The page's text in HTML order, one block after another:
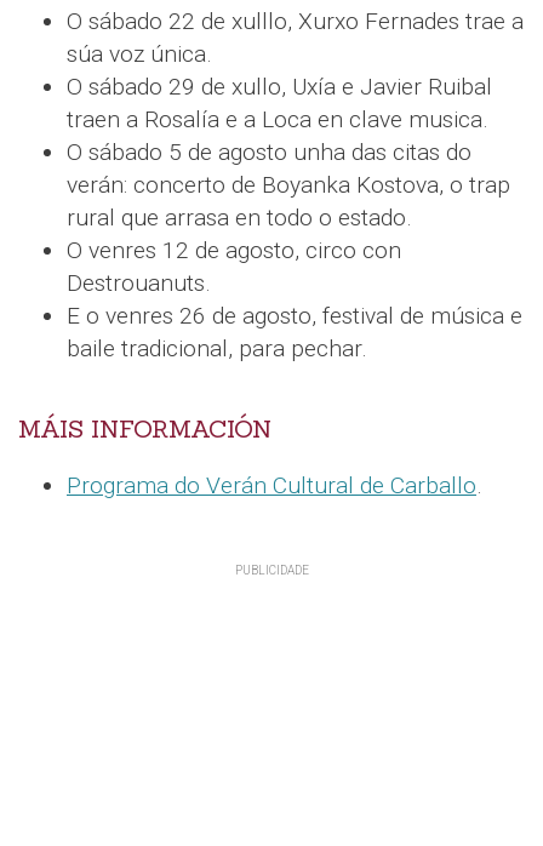
O sábado 22 de xulllo, Xurxo Fernades trae a
súa voz única.
O sábado 29 de xullo, Uxía e Javier Ruibal
traen a Rosalía e a Loca en clave musica.
O sábado 5 de agosto unha das citas do
verán: concerto de Boyanka Kostova, o trap
rural que arrasa en todo o estado.
O venres 12 de agosto, circo con
Destrouanuts.
E o venres 26 de agosto, festival de música e
baile tradicional, para pechar.
MÁIS INFORMACIÓN
Programa do Verán Cultural de Carballo.